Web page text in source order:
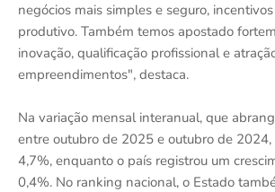
negócios mais simples e seguro,
produtivo. Também temos apostado
inovação, qualificação profissional e
empreendimentos", destaca.
Na variação mensal interanual, que
entre outubro de 2025 e outubro de 2024,
4,7%, enquanto o país registrou um
0,4%. No ranking nacional, o Estado